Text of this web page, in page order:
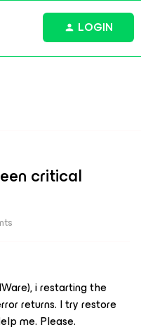
LOGIN
critical
i restarting the
returns. I try restore
me. Please.